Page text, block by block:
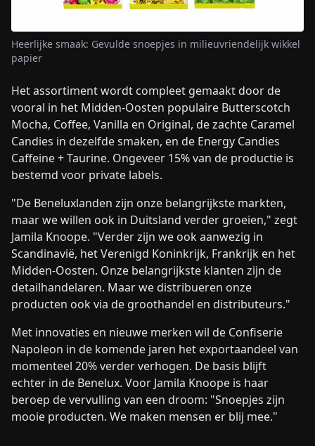
Heerlijke smaak: Gevulde snoepjes in milieuvriendelijk wikkel
papier
Het assortiment wordt compleet gemaakt door de
vooral in het Midden-Oosten populaire Butterscotch
Mocha, Coffee, Vanilla en Original, de zachte Caramel
Candies in dezelfde smaken, en de Energy Candies
Caffeine + Taurine. Ongeveer 15% van de productie is
bestemd voor private labels.
"De Beneluxlanden zijn onze belangrijkste markten,
maar we willen ook in Duitsland verder groeien," zegt
Jamila Knoope. "Verder zijn we ook aanwezig in
Scandinavië, het Verenigd Koninkrijk, Frankrijk en het
Midden-Oosten. Onze belangrijkste klanten zijn de
detailhandelaren. Maar we distribueren onze
producten ook via de groothandel en distributeurs."
Met innovaties en nieuwe merken wil de Confiserie
Napoleon in de komende jaren het exportaandeel van
momenteel 20% verder verhogen. De basis blijft
echter in de Benelux. Voor Jamila Knoope is haar
beroep de vervulling van een droom: "Snoepjes zijn
mooie producten. We maken mensen er blij mee."